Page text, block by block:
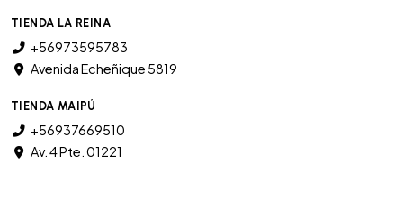
TIENDA LA REINA
+56973595783
Avenida Echeñique 5819
TIENDA MAIPÚ
+56937669510
Av. 4 Pte. 01221